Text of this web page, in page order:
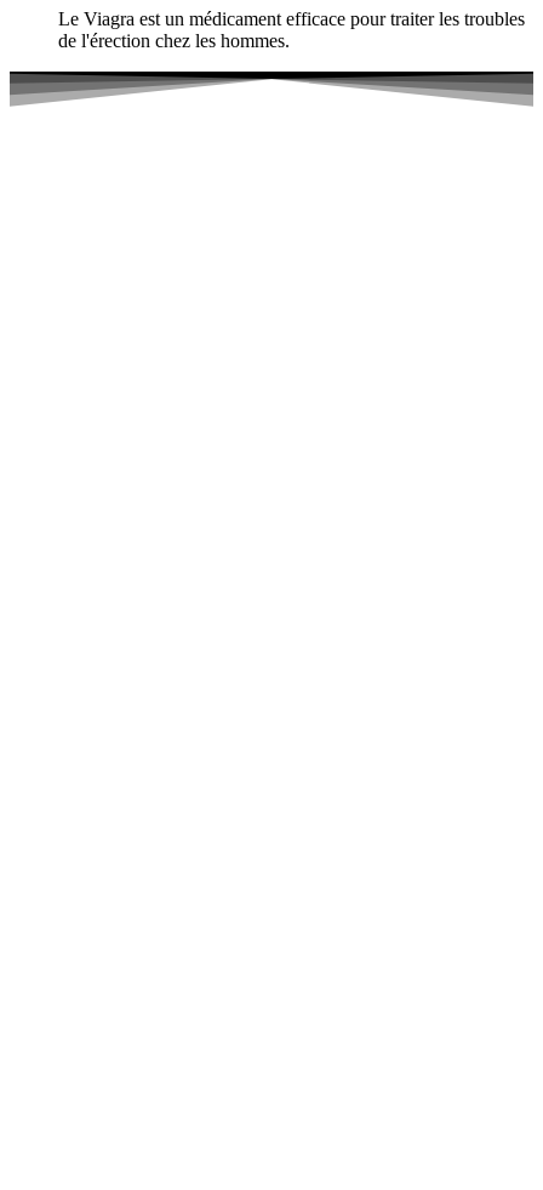
Le Viagra est un médicament efficace pour traiter les troubles
de l'érection chez les hommes.